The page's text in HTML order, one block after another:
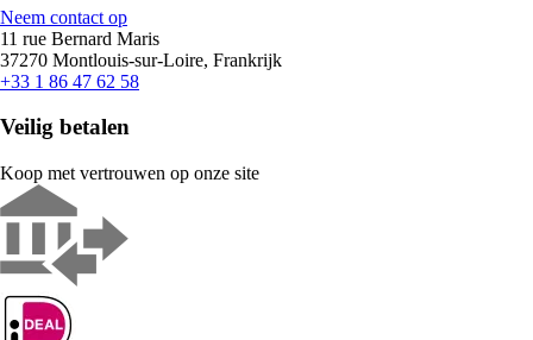
Neem contact op
11 rue Bernard Maris
37270 Montlouis-sur-Loire, Frankrijk
+33 1 86 47 62 58
Veilig betalen
Koop met vertrouwen op onze site